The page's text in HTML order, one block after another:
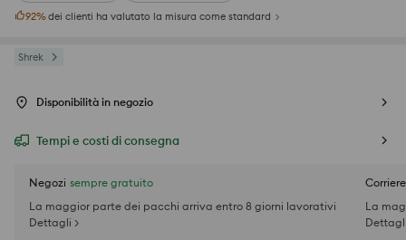
92%dei clienti ha valutato la misura come standard
Shrek
Disponibilità in negozio
Tempi e costi di consegna
Negozi sempre gratuito
La maggior parte dei pacchi arriva entro 8 giorni lavorativi
Dettagli >
La